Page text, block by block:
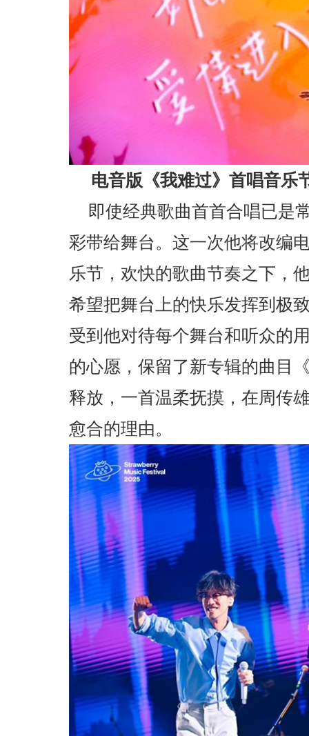
电音版《我难过》首唱音乐
即使经典歌曲首首合唱已是
彩带给舞台。这一次他将改编
乐节，欢快的歌曲节奏之下，
希望把舞台上的快乐发挥到极
受到他对待每个舞台和听众的
的心愿，保留了新专辑的曲目
释放，一首温柔抚摸，在周传
愈合的理由。